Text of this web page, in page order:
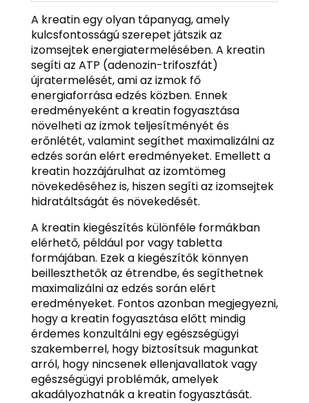
A kreatin egy olyan tápanyag, amely
kulcsfontosságú szerepet játszik az
izomsejtek energiatermelésében. A kreatin
segíti az ATP (adenozin-trifoszfát)
újratermelését, ami az izmok fő
energiaforrása edzés közben. Ennek
eredményeként a kreatin fogyasztása
növelheti az izmok teljesítményét és
erőnlétét, valamint segíthet maximalizálni az
edzés során elért eredményeket. Emellett a
kreatin hozzájárulhat az izomtömeg
növekedéséhez is, hiszen segíti az izomsejtek
hidratáltságát és növekedését.
A kreatin kiegészítés különféle formákban
elérhető, például por vagy tabletta
formájában. Ezek a kiegészítők könnyen
beilleszthetők az étrendbe, és segíthetnek
maximalizálni az edzés során elért
eredményeket. Fontos azonban megjegyezni,
hogy a kreatin fogyasztása előtt mindig
érdemes konzultálni egy egészségügyi
szakemberrel, hogy biztosítsuk magunkat
arról, hogy nincsenek ellenjavallatok vagy
egészségügyi problémák, amelyek
akadályozhatnák a kreatin fogyasztását.